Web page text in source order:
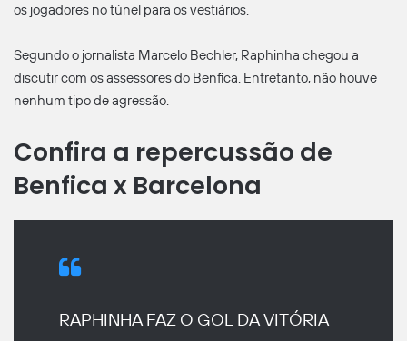
os jogadores no túnel para os vestiários.
Segundo o jornalista Marcelo Bechler, Raphinha chegou a
discutir com os assessores do Benfica. Entretanto, não houve
nenhum tipo de agressão.
Confira a repercussão de
Benfica x Barcelona
RAPHINHA FAZ O GOL DA VITÓRIA